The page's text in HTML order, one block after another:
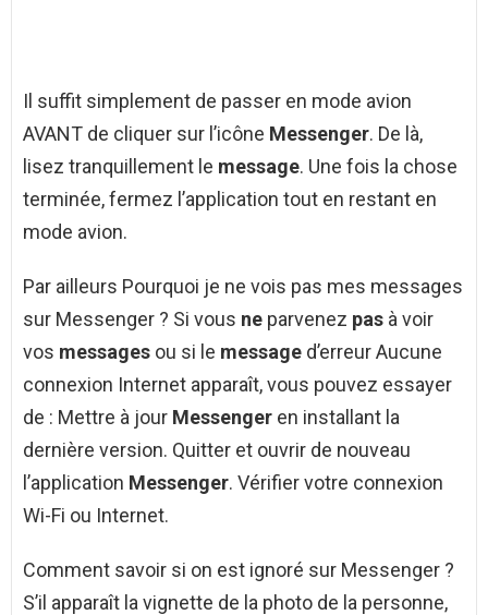
Il suffit simplement de passer en mode avion
AVANT de cliquer sur l’icône Messenger. De là,
lisez tranquillement le message. Une fois la chose
terminée, fermez l’application tout en restant en
mode avion.
Par ailleurs Pourquoi je ne vois pas mes messages
sur Messenger ? Si vous ne parvenez pas à voir
vos messages ou si le message d’erreur Aucune
connexion Internet apparaît, vous pouvez essayer
de : Mettre à jour Messenger en installant la
dernière version. Quitter et ouvrir de nouveau
l’application Messenger. Vérifier votre connexion
Wi-Fi ou Internet.
Comment savoir si on est ignoré sur Messenger ?
S’il apparaît la vignette de la photo de la personne,